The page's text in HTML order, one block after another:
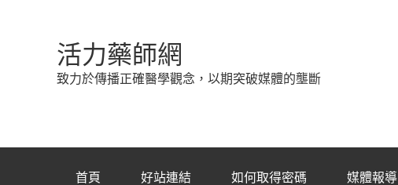
活力藥師網
致力於傳播正確醫學觀念，以期突破媒體的壟斷
首頁 好站連結 如何取得密碼 媒體報導